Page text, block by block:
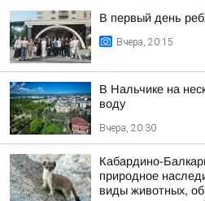
В первый день
Вчера, 20:15
В Нальчике на
воду
Вчера, 20:30
Кабардино-
природное
виды животных,